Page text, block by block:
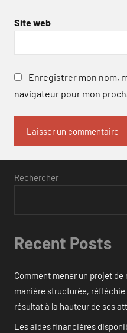
Site web
Enregistrer mon nom,
navigateur pour mon
Rechercher
Recent Posts
Comment mener un projet
manière structurée,
résultat à la hauteur de ses
Les aides financières